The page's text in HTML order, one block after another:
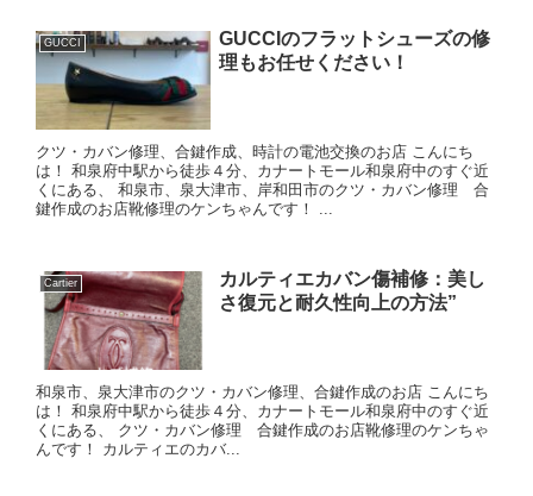
GUCCI
GUCCIのフラットシューズの修
理もお任せください！
クツ・カバン修理、合鍵作成、時計の電池交換のお店 こんにち
は！ 和泉府中駅から徒歩４分、カナートモール和泉府中のすぐ近
くにある、 和泉市、泉大津市、岸和田市のクツ・カバン修理 合
鍵作成のお店靴修理のケンちゃんです！ ...
Cartier
カルティエカバン傷補修：美し
さ復元と耐久性向上の方法”
和泉市、泉大津市のクツ・カバン修理、合鍵作成のお店 こんにち
は！ 和泉府中駅から徒歩４分、カナートモール和泉府中のすぐ近
くにある、 クツ・カバン修理 合鍵作成のお店靴修理のケンちゃ
んです！ カルティエのカバ...